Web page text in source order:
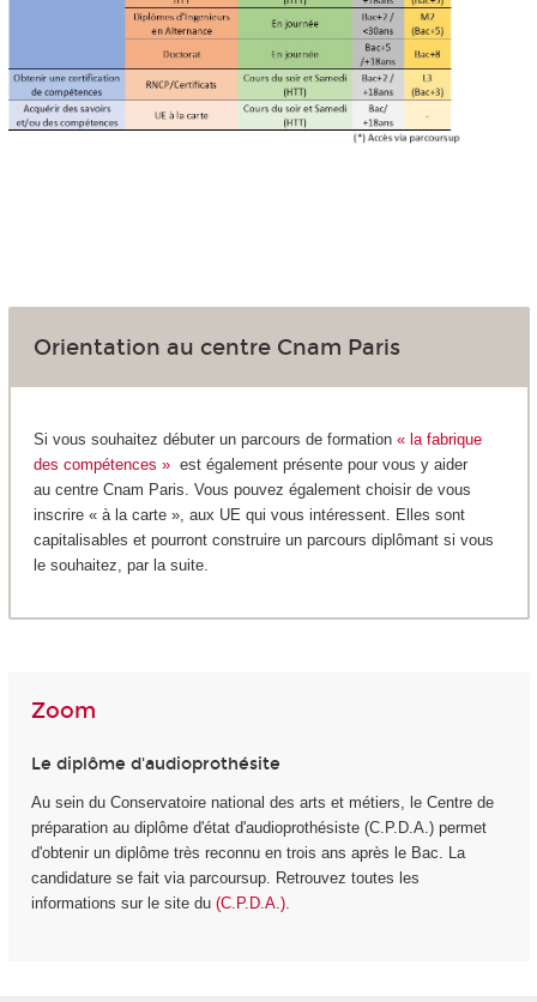
Orientation au centre Cnam Paris
Si vous souhaitez débuter un parcours de formation « la fabrique
des compétences »est également présente pour vous y aider
au centre Cnam Paris. Vous pouvez également choisir de vous
inscrire « à la carte », aux UE qui vous intéressent. Elles sont
capitalisables et pourront construire un parcours diplômant si vous
le souhaitez, par la suite.
Zoom
Le diplôme d'audioprothésite
Au sein du Conservatoire national des arts et métiers, le Centre de
préparation au diplôme d'état d'audioprothésiste (C.P.D.A.) permet
d'obtenir un diplôme très reconnu en trois ans après le Bac. La
candidature se fait via parcoursup. Retrouvez toutes les
informations sur le site du (C.P.D.A.).